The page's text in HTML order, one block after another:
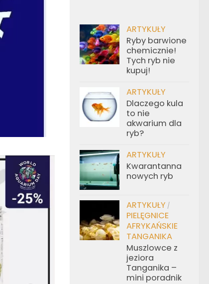
ARTYKUŁY
Ryby barwione
chemicznie!
Tych ryb nie
kupuj!
ARTYKUŁY
Dlaczego kula
to nie
akwarium dla
ryb?
ARTYKUŁY
Kwarantanna
nowych ryb
ARTYKUŁY /
PIELĘGNICE
AFRYKAŃSKIE
TANGANIKA
Muszlowce z
jeziora
Tanganika –
mini poradnik